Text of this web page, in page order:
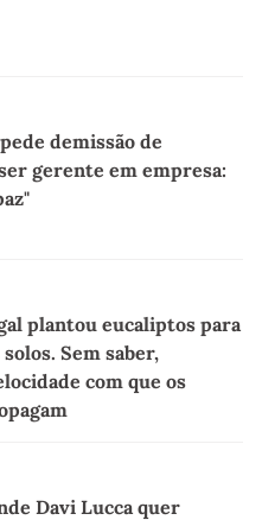
demissão de
gerente em empresa:
plantou eucaliptos para
Sem saber,
com que os
Davi Lucca quer